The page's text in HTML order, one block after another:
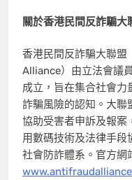
關於香港民間反詐騙大
香港民間反詐騙大聯
Alliance）由立法會議
成立，旨在集合社會力
詐騙風險的認知。大聯
協助受害者申訴及報案
用數碼技術及法律手段
社會防詐體系。官方網